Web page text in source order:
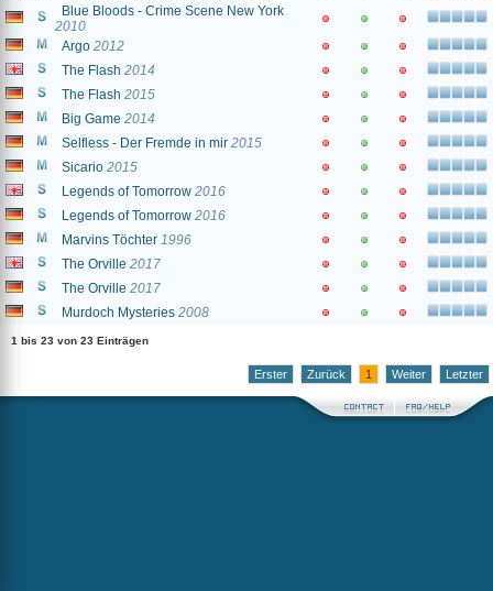
Blue Bloods - Crime Scene New York
2010
Argo 2012
The Flash 2014
The Flash 2015
Big Game 2014
Selfless - Der Fremde in mir 2015
Sicario 2015
Legends of Tomorrow 2016
Legends of Tomorrow 2016
Marvins Töchter 1996
The Orville 2017
The Orville 2017
Murdoch Mysteries 2008
1 bis 23 von 23 Einträgen
Erster Zurück 1 Weiter Letzter